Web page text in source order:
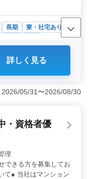
がいがあります。 夢
長期
寮・社宅あり
経験をお持ちの方
ームに加わること
。 ＜資格者優遇
＞ 当社は住宅の
を行っており、ク
た環境で働けま
詳しく見る
05/31〜2026/08/30
・資格者優
管理
できる方を募集してお
て● 当社はマンション